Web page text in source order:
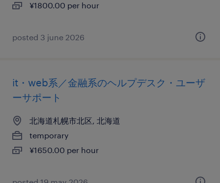
¥1800.00 per hour
posted 3 june 2026
it・web系／金融系のヘルプデスク・ユーザ
ーサポート
北海道札幌市北区, 北海道
temporary
¥1650.00 per hour